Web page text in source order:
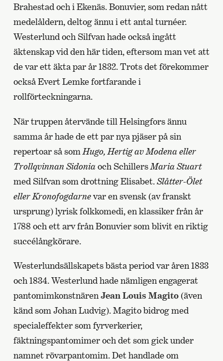
Brahestad och i Ekenäs. Bonuvier, som redan nått
medelåldern, deltog ännu i ett antal turnéer.
Westerlund och Silfvan hade också ingått
äktenskap vid den här tiden, eftersom man vet att
de var ett äkta par år 1832. Trots det förekommer
också Evert Lemke fortfarande i
rollförteckningarna.
När truppen återvände till Helsingfors ännu
samma år hade de ett par nya pjäser på sin
repertoar så som Hugo, Hertig av Modena eller
Trollqvinnan Sidoniaoch SchillersMaria Stuart
med Silfvan som drottning Elisabet.Slåtter-Ölet
eller Kronofogdarnevar en svensk (av franskt
ursprung) lyrisk folkkomedi, en klassiker från år
1788 och ett arv från Bonuvier som blivit en riktig
succélångkörare.
Westerlundsällskapets bästa period var åren 1833
och 1834. Westerlund hade nämligen engagerat
pantomimkonstnären Jean Louis Magito (även
känd som Johan Ludvig). Magito bidrog med
specialeffekter som fyrverkerier,
fäktningspantomimer och det som gick under
namnet rövarpantomim. Det handlade om